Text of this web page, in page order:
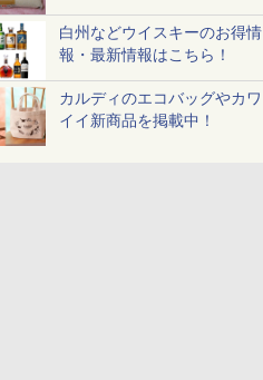
白州などウイスキーのお得情
報・最新情報はこちら！
カルディのエコバッグやカワ
イイ新商品を掲載中！